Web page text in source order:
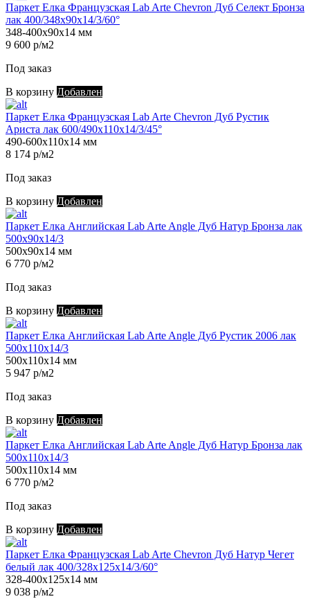
Паркет Елка Французская Lab Arte Chevron Дуб Селект Бронза
лак 400/348х90х14/3/60°
348-400х90х14 мм
9 600 р/м2
Под заказ
В корзину Добавлен
Паркет Елка Французская Lab Arte Chevron Дуб Рустик
Ариста лак 600/490х110х14/3/45°
490-600х110х14 мм
8 174 р/м2
Под заказ
В корзину Добавлен
Паркет Елка Английская Lab Arte Angle Дуб Натур Бронза лак
500х90х14/3
500х90х14 мм
6 770 р/м2
Под заказ
В корзину Добавлен
Паркет Елка Английская Lab Arte Angle Дуб Рустик 2006 лак
500х110х14/3
500х110х14 мм
5 947 р/м2
Под заказ
В корзину Добавлен
Паркет Елка Английская Lab Arte Angle Дуб Натур Бронза лак
500х110х14/3
500х110х14 мм
6 770 р/м2
Под заказ
В корзину Добавлен
Паркет Елка Французская Lab Arte Chevron Дуб Натур Чегет
белый лак 400/328х125х14/3/60°
328-400х125х14 мм
9 038 р/м2